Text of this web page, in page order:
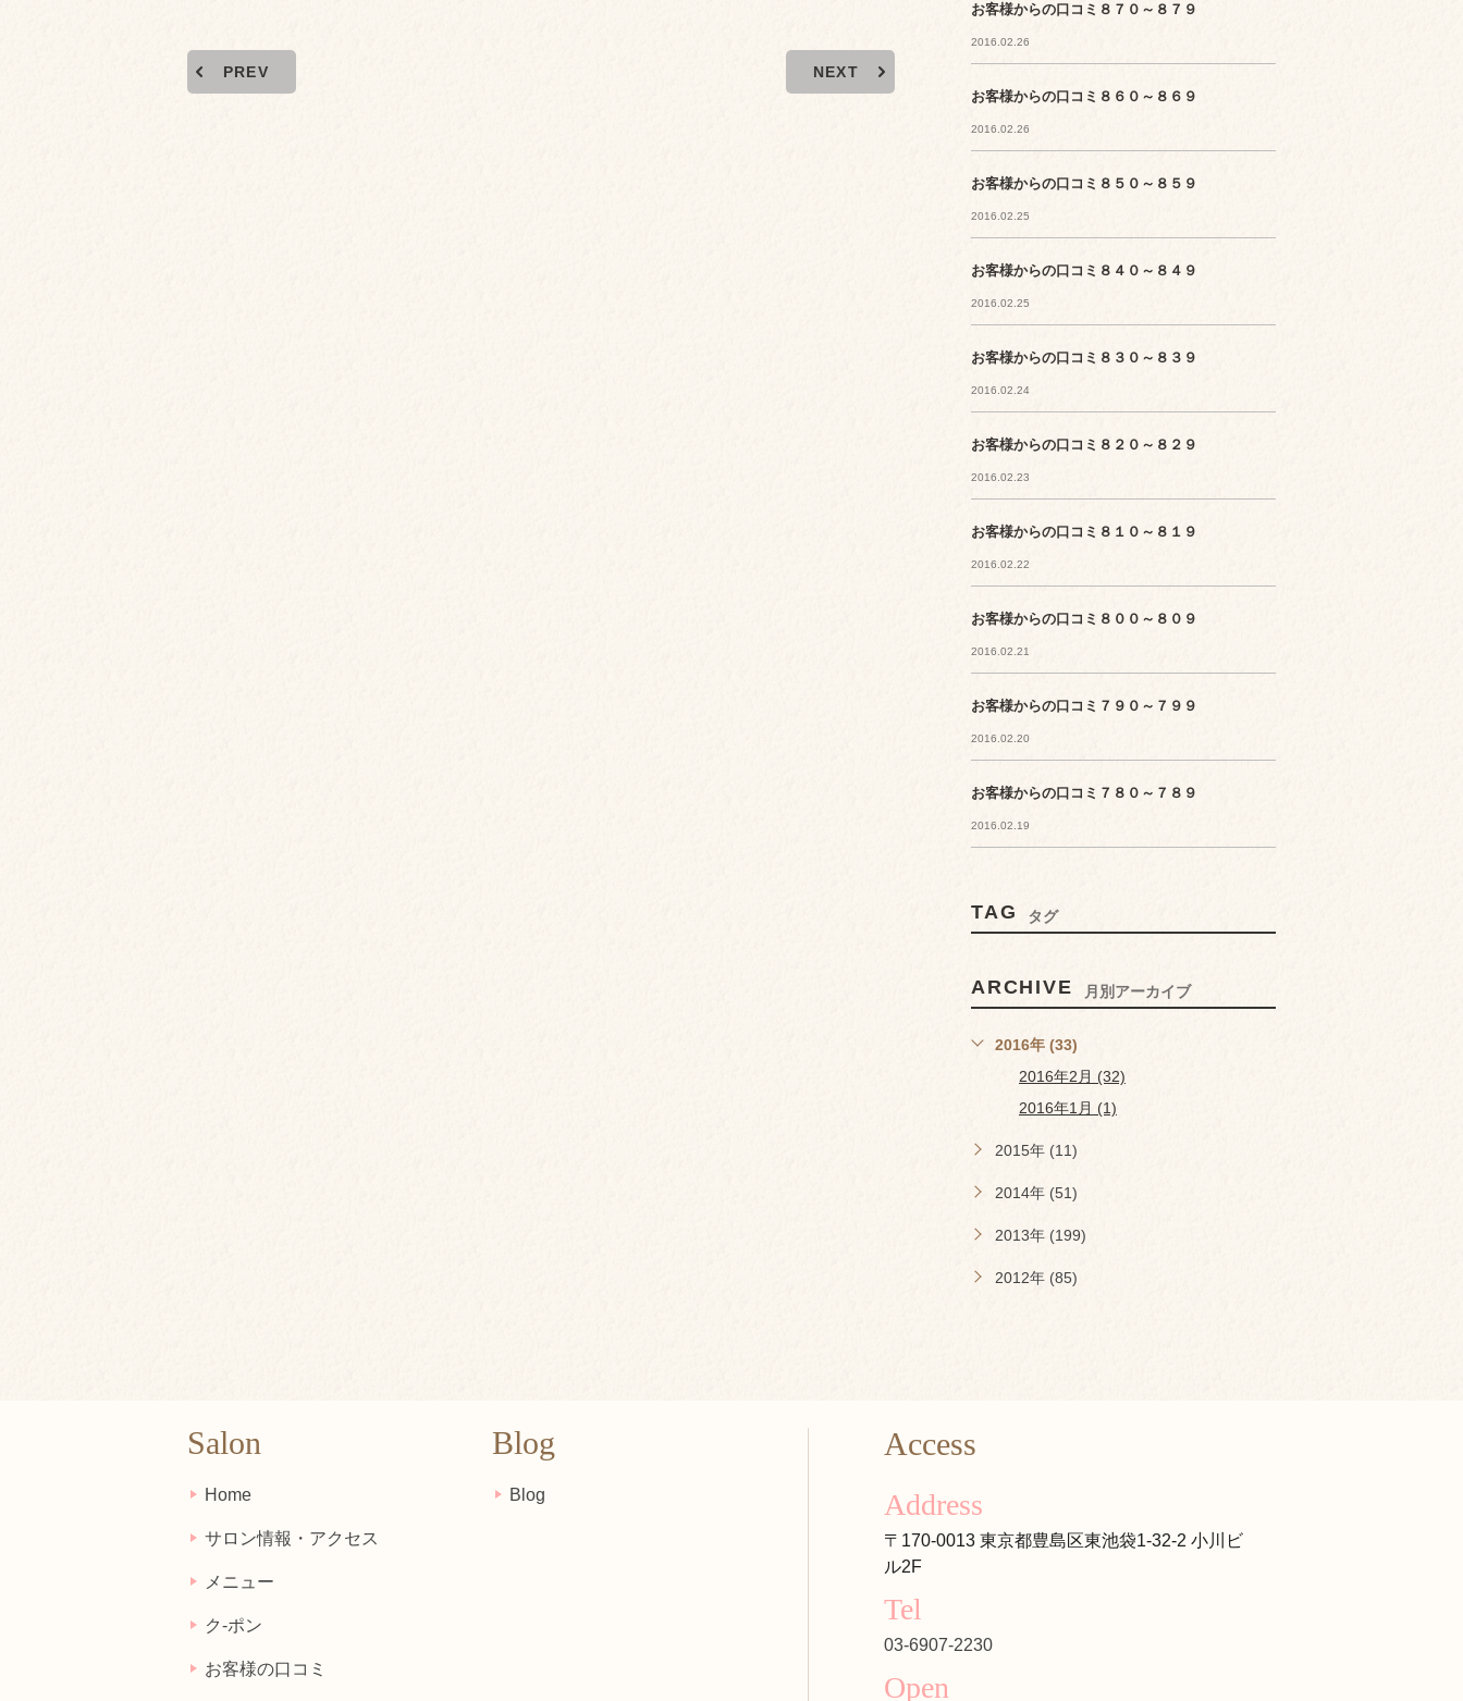
PREV NEXT
お客様からの口コミ８７０～８７９
2016.02.26
お客様からの口コミ８６０～８６９
2016.02.26
お客様からの口コミ８５０～８５９
2016.02.25
お客様からの口コミ８４０～８４９
2016.02.25
お客様からの口コミ８３０～８３９
2016.02.24
お客様からの口コミ８２０～８２９
2016.02.23
お客様からの口コミ８１０～８１９
2016.02.22
お客様からの口コミ８００～８０９
2016.02.21
お客様からの口コミ７９０～７９９
2016.02.20
お客様からの口コミ７８０～７８９
2016.02.19
TAG タグ
ARCHIVE 月別アーカイブ
2016年 (33)
2016年2月 (32)
2016年1月 (1)
2015年 (11)
2014年 (51)
2013年 (199)
2012年 (85)
Salon
Home
サロン情報・アクセス
メニュー
ク-ポン
お客様の口コミ
Blog
Blog
Access
Address
〒170-0013 東京都豊島区東池袋1-32-2 小川ビ
ル2F
Tel
03-6907-2230
Open